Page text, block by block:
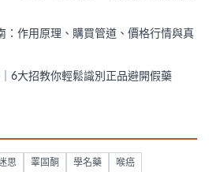
：作用原理、購買管道、價格行情與真
6大招教你輕鬆識別正品避開假藥
思 睪固酮 學名藥 喉癌